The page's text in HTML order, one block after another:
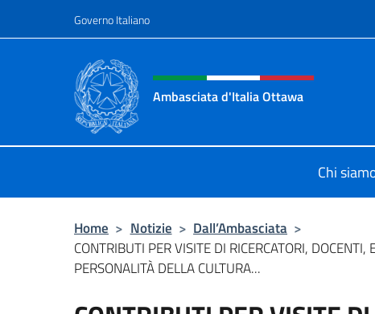
Governo Italiano
Intestazione sito, social e
Ambasciata d'Italia Ottawa
Chi
Home > Notizie > Dall’Ambasciata >
CONTRIBUTI PER VISITE DI RICERCATORI, DOCENTI,
PERSONALITÀ DELLA CULTURA...